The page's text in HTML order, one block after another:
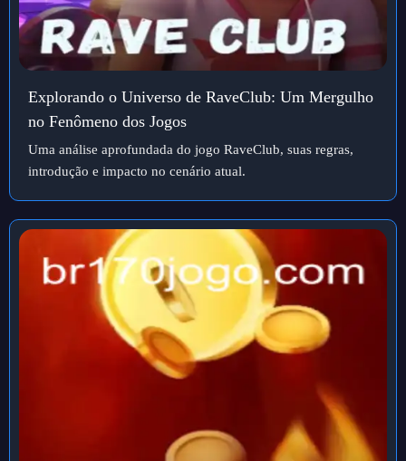
Explorando o Universo de RaveClub: Um Mergulho
no Fenômeno dos Jogos
Uma análise aprofundada do jogo RaveClub, suas regras,
introdução e impacto no cenário atual.